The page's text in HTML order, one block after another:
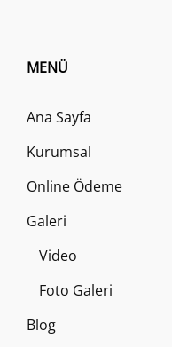
MENÜ
Ana Sayfa
Kurumsal
Online Ödeme
Galeri
Video
Foto Galeri
Blog